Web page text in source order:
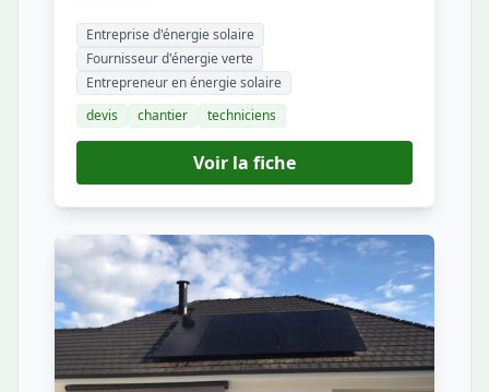
Entreprise d'énergie solaire
Fournisseur d'énergie verte
Entrepreneur en énergie solaire
devis
chantier techniciens
Voir la fiche